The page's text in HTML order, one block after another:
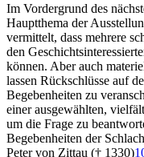
Im Vordergrund des
Hauptthema der
vermittelt, dass mehrere
den
können. Aber auch
lassen Rückschlüsse auf
Begebenheiten zu
einer ausgewählten,
um die Frage zu
Begebenheiten der
Peter von Zittau († 1330)